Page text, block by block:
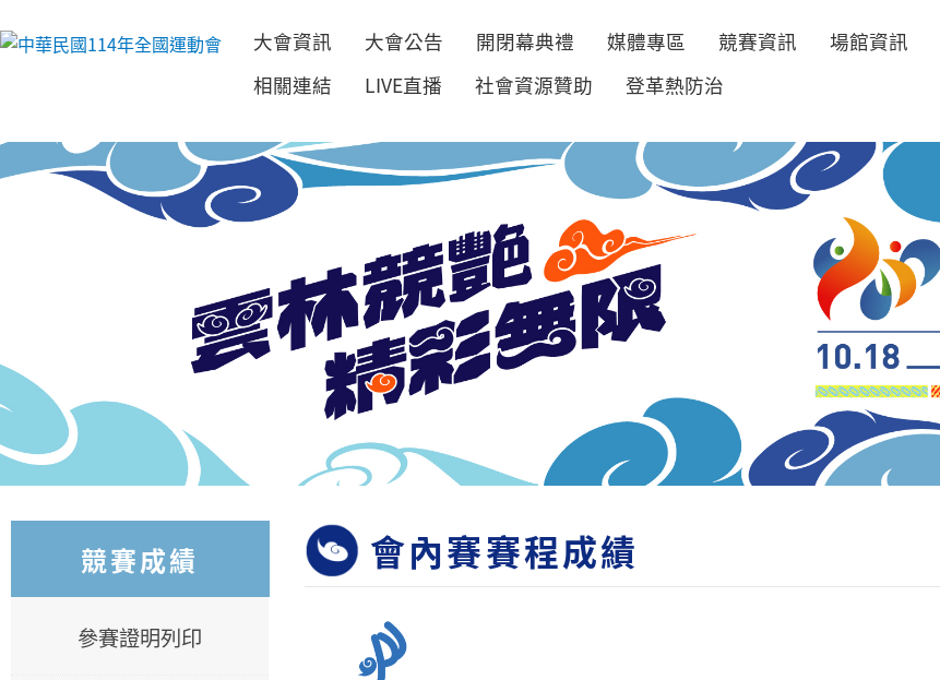
跳到主要內容
大會資訊 大會公告 開閉幕典禮 媒體專區 競賽資訊 場館資訊
相關連結
LIVE直播 社會資源贊助 登革熱防治
競賽成績
參賽證明列印
會內賽賽程成績